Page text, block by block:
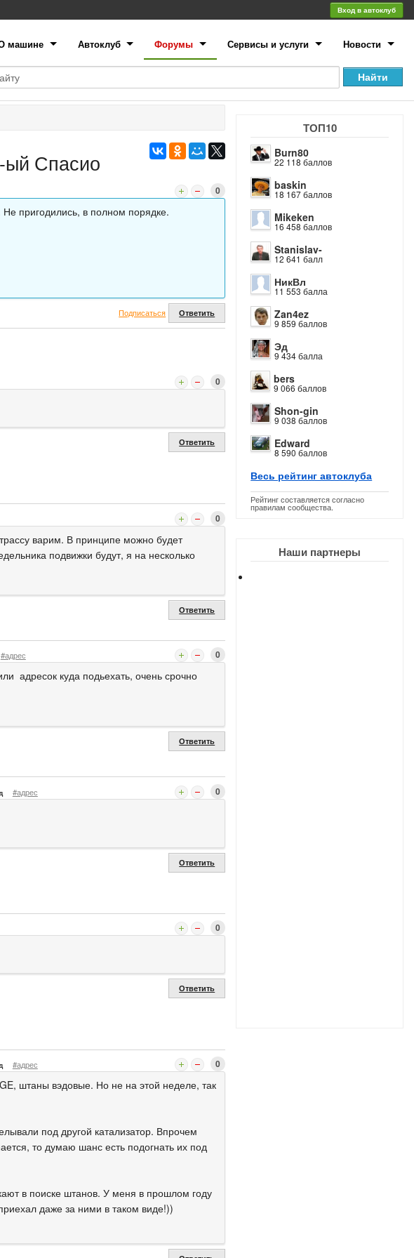
Вход в автоклуб
машине Автоклуб Форумы Сервисы и услуги Новости
ТОП10
Burn80
22 118 баллов
baskin
18 167 баллов
Mikeken
16 458 баллов
Stanislav-
12 641 балл
НикВл
11 553 балла
Zan4ez
9 859 баллов
Эд
9 434 балла
bers
9 066 баллов
Shon-gin
9 038 баллов
Edward
8 590 баллов
Весь рейтинг автоклуба
Рейтинг составляется согласно
правилам сообщества.
Наши партнеры
ый Спасио
0
пригодились, в полном порядке.
Подписаться Ответить
0
Ответить
0
варим. В принципе можно будет
подвижки будут, я на несколько
Ответить
#адрес 0
адресок куда подьехать, очень срочно
Ответить
#адрес 0
Ответить
0
Ответить
#адрес 0
штаны вэдовые. Но не на этой неделе, так
под другой катализатор. Впрочем
то думаю шанс есть подогнать их под
в поиске штанов. У меня в прошлом году
даже за ними в таком виде!))